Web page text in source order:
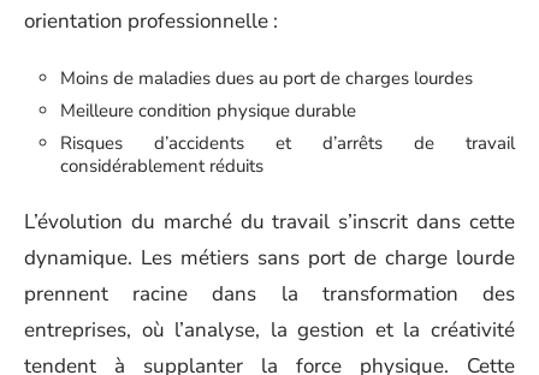
orientation professionnelle :
Moins de maladies dues au port de charges lourdes
Meilleure condition physique durable
Risques d’accidents et d’arrêts de travail
considérablement réduits
L’évolution du marché du travail s’inscrit dans cette
dynamique. Les métiers sans port de charge lourde
prennent racine dans la transformation des
entreprises, où l’analyse, la gestion et la créativité
tendent à supplanter la force physique. Cette